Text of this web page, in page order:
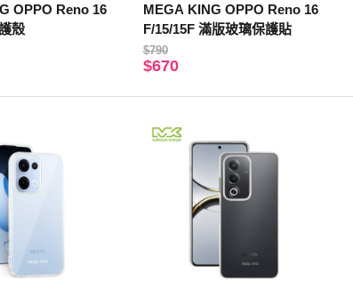
OPPO Reno 16
殼
MEGA KING OPPO Reno 16
F/15/15F 滿版玻璃保護貼
$790
$670